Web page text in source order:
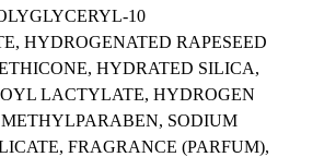
10
HYDROGENATED RAPESEED
HYDRATED SILICA,
LACTYLATE, HYDROGEN
SODIUM
FRAGRANCE (PARFUM),